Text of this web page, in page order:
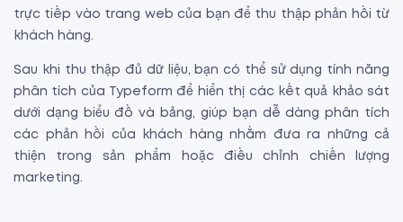
trực tiếp vào trang web của bạn để thu thập phản hồi từ
khách hàng.
Sau khi thu thập đủ dữ liệu, bạn có thể sử dụng tính năng
phân tích của Typeform để hiển thị các kết quả khảo sát
dưới dạng biểu đồ và bảng, giúp bạn dễ dàng phân tích
các phản hồi của khách hàng nhằm đưa ra những cả
thiện trong sản phẩm hoặc điều chỉnh chiến lượng
marketing.